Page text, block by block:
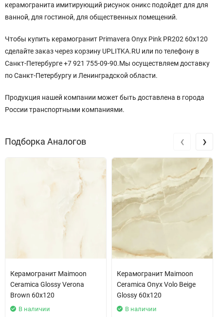
керамогранита имитирующий рисунок оникс подойдет для для
ванной, для гостиной, для общественных помещений.
Чтобы купить керамогранит Primavera Onyx Pink PR202 60x120
сделайте заказ через корзину UPLITKA.RU или по телефону в
Санкт-Петербурге +7 921 755-09-90.Мы осуществляем доставку
по Санкт-Петербургу и Ленинградской области.
Продукция нашей компании может быть доставлена в города
России транспортными компаниями.
Подборка Аналогов
Керамогранит Maimoon
Ceramica Glossy Verona
Brown 60х120
В наличии
Керамогранит Maimoon
Ceramica Onyx Volo Beige
Glossy 60х120
В наличии
‹ ›